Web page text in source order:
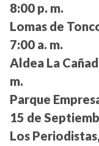
8:00 p. m.
Lomas de
7:00 a. m.
Aldea La
m.
Parque
15 de
Los